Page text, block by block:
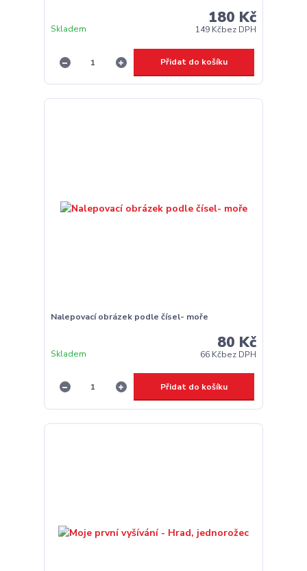
180 Kč
149 Kčbez DPH
Skladem
Přidat do košíku
Nalepovací obrázek podle čísel- moře
80 Kč
66 Kčbez DPH
Skladem
Přidat do košíku